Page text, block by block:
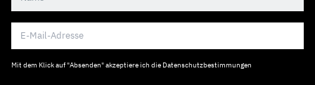
Mit dem Klick auf "Absenden" akzeptiere ich die Datenschutzbestimmungen